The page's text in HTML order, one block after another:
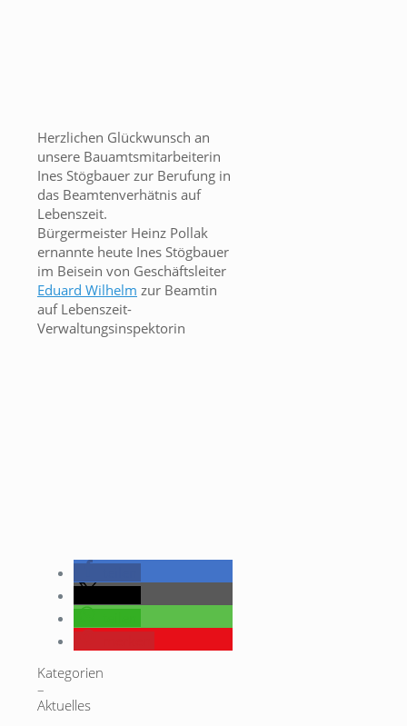
Herzlichen Glückwunsch an
unsere Bauamtsmitarbeiterin
Ines Stögbauer zur Berufung in
das Beamtenverhätnis auf
Lebenszeit.
Bürgermeister Heinz Pollak
ernannte heute Ines Stögbauer
im Beisein von Geschäftsleiter
Eduard Wilhelm zur Beamtin
auf Lebenszeit-
Verwaltungsinspektorin
Kategorien
–
Aktuelles